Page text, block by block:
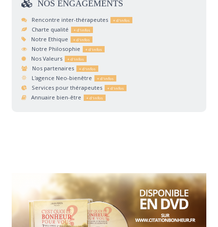
NOS ENGAGEMENTS
Rencontre inter-thérapeutes
Charte qualité
Notre Ethique
Notre Philosophie
Nos Valeurs
Nos partenaires
L'agence Neo-bienêtre
Services pour thérapeutes
Annuaire bien-être